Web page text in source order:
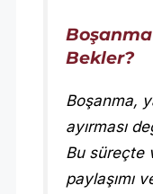
Bekler?
Boşanma,
ayırması
Bu süreçte
paylaşımı